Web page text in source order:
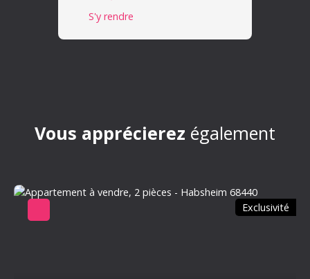
S'y rendre
Vous apprécierez également
Exclusivité